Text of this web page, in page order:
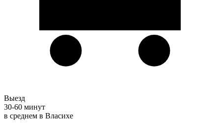
Выезд
30-60 минут
в среднем в Власихе